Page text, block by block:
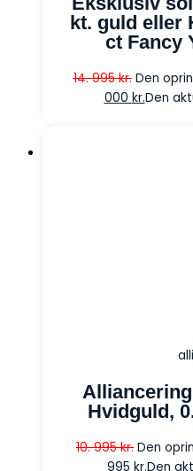
kt. guld eller
ct Fancy
14. 995kr. Den
000 kr.Den
Hvidguld,
10. 995kr. Den
995 kr.Den